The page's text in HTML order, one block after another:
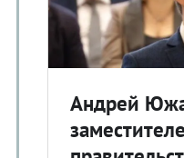
Андрей